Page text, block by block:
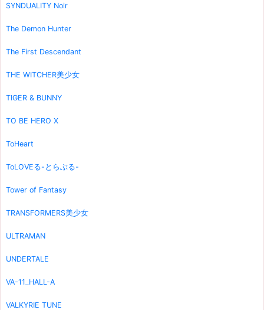
SYNDUALITY Noir
The Demon Hunter
The First Descendant
THE WITCHER美少女
TIGER & BUNNY
TO BE HERO X
ToHeart
ToLOVEる-とらぶる-
Tower of Fantasy
TRANSFORMERS美少女
ULTRAMAN
UNDERTALE
VA-11_HALL-A
VALKYRIE TUNE